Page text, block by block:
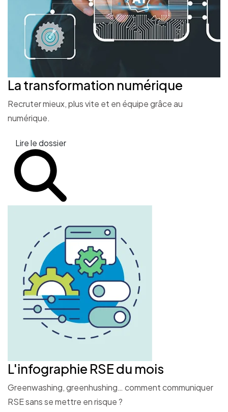
La transformation numérique
Recruter mieux, plus vite et en équipe grâce au
numérique.
Lire le dossier
L'infographie RSE du mois
Greenwashing, greenhushing… comment communiquer
RSE sans se mettre en risque ?